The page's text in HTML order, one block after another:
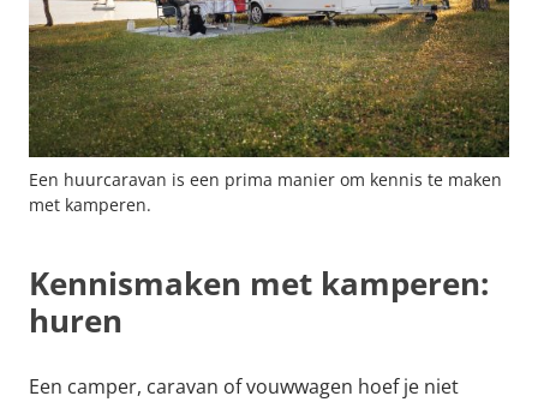
Een huurcaravan is een prima manier om kennis te maken
met kamperen.
Kennismaken met kamperen:
huren
Een camper, caravan of vouwwagen hoef je niet